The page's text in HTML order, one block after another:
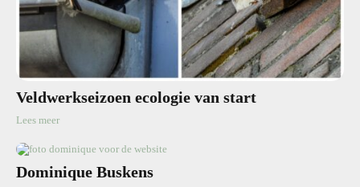
Veldwerkseizoen ecologie van start
Lees meer
Dominique Buskens